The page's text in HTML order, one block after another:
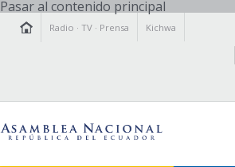
Pasar al contenido principal
Radio ·TV · Prensa Kichwa